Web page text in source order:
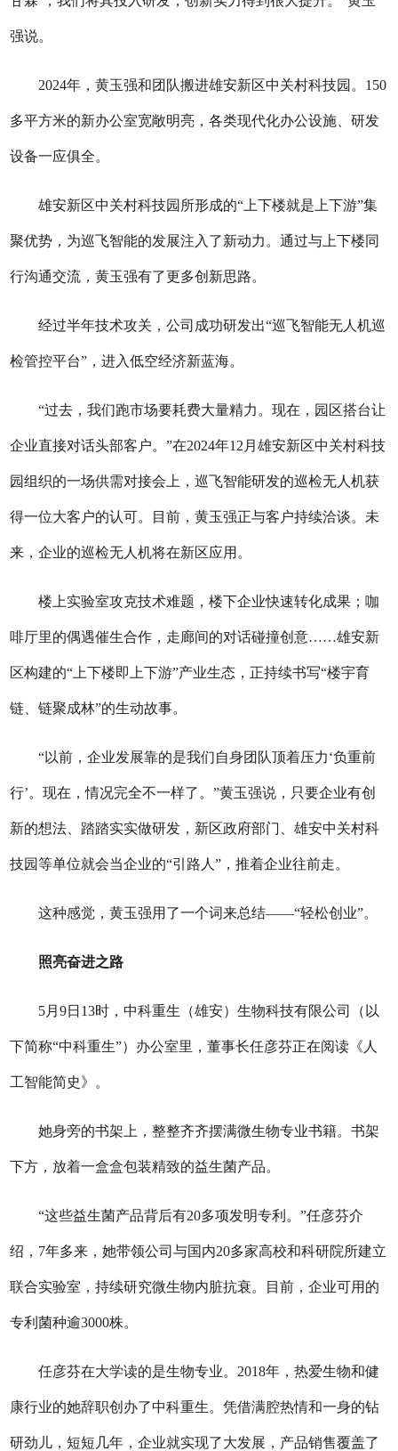
强说。
2024年，黄玉强和团队搬进雄安新区中关村科技园。150
多平方米的新办公室宽敞明亮，各类现代化办公设施、研发
设备一应俱全。
雄安新区中关村科技园所形成的“上下楼就是上下游”集
聚优势，为巡飞智能的发展注入了新动力。通过与上下楼同
行沟通交流，黄玉强有了更多创新思路。
经过半年技术攻关，公司成功研发出“巡飞智能无人机巡
检管控平台”，进入低空经济新蓝海。
“过去，我们跑市场要耗费大量精力。现在，园区搭台让
企业直接对话头部客户。”在2024年12月雄安新区中关村科技
园组织的一场供需对接会上，巡飞智能研发的巡检无人机获
得一位大客户的认可。目前，黄玉强正与客户持续洽谈。未
来，企业的巡检无人机将在新区应用。
楼上实验室攻克技术难题，楼下企业快速转化成果；咖
啡厅里的偶遇催生合作，走廊间的对话碰撞创意……雄安新
区构建的“上下楼即上下游”产业生态，正持续书写“楼宇育
链、链聚成林”的生动故事。
“以前，企业发展靠的是我们自身团队顶着压力‘负重前
行’。现在，情况完全不一样了。”黄玉强说，只要企业有创
新的想法、踏踏实实做研发，新区政府部门、雄安中关村科
技园等单位就会当企业的“引路人”，推着企业往前走。
这种感觉，黄玉强用了一个词来总结——“轻松创业”。
照亮奋进之路
5月9日13时，中科重生（雄安）生物科技有限公司（以
下简称“中科重生”）办公室里，董事长任彦芬正在阅读《人
工智能简史》。
她身旁的书架上，整整齐齐摆满微生物专业书籍。书架
下方，放着一盒盒包装精致的益生菌产品。
“这些益生菌产品背后有20多项发明专利。”任彦芬介
绍，7年多来，她带领公司与国内20多家高校和科研院所建立
联合实验室，持续研究微生物内脏抗衰。目前，企业可用的
专利菌种逾3000株。
任彦芬在大学读的是生物专业。2018年，热爱生物和健
康行业的她辞职创办了中科重生。凭借满腔热情和一身的钻
研劲儿，短短几年，企业就实现了大发展，产品销售覆盖了